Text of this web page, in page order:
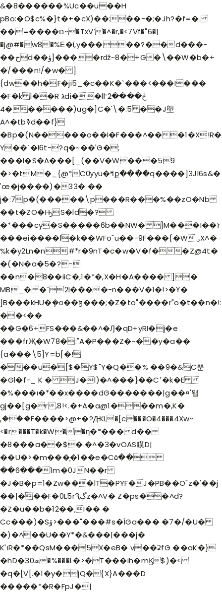
&�8������%Uc��u��H
pBo:�O$c%�}t�+�cX)��:��-�;�Jh?�f=�.
��=����ם~�TxVʻ�^�r,�<7Vf�"6�|
�j@#�w8�%Ε�i,y�����?��d���-
��حd��ؤ]����rǆ~8�+G�\��W�b�+
�/���n!/�w� ]
{dw��h�F�ji5_�c��K�`���<���I���
�F�k î��R גdi��lՒڂ����2
������4)ug�]C�'\�:5 ��J塱
A^�tbߢd��f}
�Bp�(N�����o��I�F���^���1�X!R�
Y��`�l6t-?q�~��'G�;
���l�S�A���[_ (��V�W���59
�>�tM�_{@*CѸyu�ߞք����q����]3Jl6s&�
'œ�j����)�33� ��
j�:7p�(�����\p���R���%��zO�Nb
��t�ZO�ԢS�ld�?
�*���cy�S�����6b��NW� ]M���I��ז
���ei����l�k��WFo"u��-9F���{�WۍX^�
%k�y2Ln�n#*r�9nT�c�w�V�f��Z@4t�
�(�N�a�5�?-
��n�8��iiC�,1�*�,X�H�A���� ]�
MB_� �`2I����-n���V�1�!>�Ү�
]B���kHU�ܾ�ɑ��ɮ���;�Z�to"����r"o�t��n�!:
��<��
��G�6+FS���&��^�Ԓ�qD+yRI�j�e
���frҖ�W78�:"A�P���Z�~��у�a��
{a���\5]Y=b[�!
���u�[$�Y$"Y�Q��% ��9�&C뿐
�Gl�f-_ K � J�l)�^���}��Cߴ�k�E
�%���ι�*��x����dG�������|g��¤'뫱
gj��[g�r,8!<.�+A�a@1���m�,K�
ۭ,���F����>@+�?ԪL�[c���O�4���4Xw~
<�r���T�k�W��η�*��� d��
�8���a��$�.�^�3�vOAS瞙D|
��U�>�m���͕�1��e�C۵��
��6���1m�0JN��r
�J�B�p=1�Zw���lT�PYF�J�PB��O"z�'��j
��|���F�0L5rԆڳz�^V� Z�ps��^d?
�Z�u��b�12��,I�� �
Cc���)�Sۆ>���"���#s�ÍGa��� �7�/�U�
�)�^��U��Y*�&���|���j�
K'וR�*��QsM���5X�eB� v��ʡfG ��aK�}
�hD�3ܣ0�%���L�>�T���ih�mϏ$)�<
�q�[V[.�1�y�jQ�{X}A���D
�����*�R�FpJ�|